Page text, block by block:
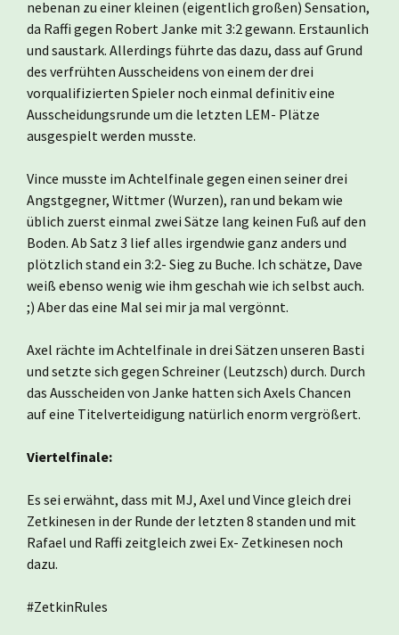
nebenan zu einer kleinen (eigentlich großen) Sensation,
da Raffi gegen Robert Janke mit 3:2 gewann. Erstaunlich
und saustark. Allerdings führte das dazu, dass auf Grund
des verfrühten Ausscheidens von einem der drei
vorqualifizierten Spieler noch einmal definitiv eine
Ausscheidungsrunde um die letzten LEM- Plätze
ausgespielt werden musste.
Vince musste im Achtelfinale gegen einen seiner drei
Angstgegner, Wittmer (Wurzen), ran und bekam wie
üblich zuerst einmal zwei Sätze lang keinen Fuß auf den
Boden. Ab Satz 3 lief alles irgendwie ganz anders und
plötzlich stand ein 3:2- Sieg zu Buche. Ich schätze, Dave
weiß ebenso wenig wie ihm geschah wie ich selbst auch.
;) Aber das eine Mal sei mir ja mal vergönnt.
Axel rächte im Achtelfinale in drei Sätzen unseren Basti
und setzte sich gegen Schreiner (Leutzsch) durch. Durch
das Ausscheiden von Janke hatten sich Axels Chancen
auf eine Titelverteidigung natürlich enorm vergrößert.
Viertelfinale:
Es sei erwähnt, dass mit MJ, Axel und Vince gleich drei
Zetkinesen in der Runde der letzten 8 standen und mit
Rafael und Raffi zeitgleich zwei Ex- Zetkinesen noch
dazu.
#ZetkinRules